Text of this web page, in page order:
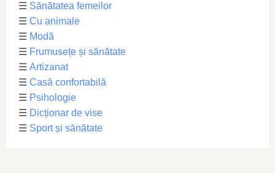
☰ Sănătatea femeilor
☰ Cu animale
☰ Modă
☰ Frumusețe și sănătate
☰ Artizanat
☰ Casă confortabilă
☰ Psihologie
☰ Dicționar de vise
☰ Sport și sănătate